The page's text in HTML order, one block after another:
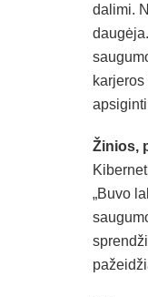
dalimi.
Žinios,
„Buvo